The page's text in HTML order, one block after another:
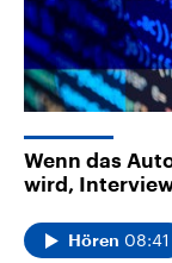
Wenn das
wird,
Hören 08:41